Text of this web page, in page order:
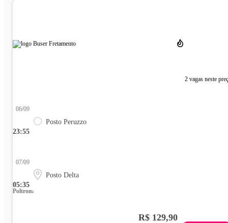
2 vagas neste
23:55
06/09
Posto Peruzzo
05:35
07/09
Posto Delta
Poltrona
R$ 129,90